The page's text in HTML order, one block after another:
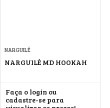
NARGUILÉ
NARGUILÉ MD HOOKAH
Faça o login ou
cadastre-se para